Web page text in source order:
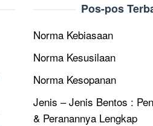
Pos-pos
Norma Kebiasaan
Norma Kesusilaan
Norma Kesopanan
Jenis – Jenis Bentos :
& Peranannya Lengkap